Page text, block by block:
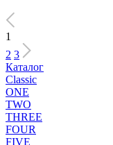
1
2 3
Каталог
Classic
ONE
TWO
THREE
FOUR
FIVE